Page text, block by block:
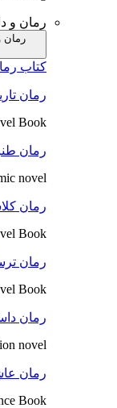
رمان و
رمان
کتاب
رمان
Book
رمان
novel
رمان
Book
رمان
Book
رمان
novel
رمان
Book